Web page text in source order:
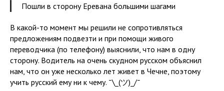
Пошли в сторону Еревана большими шагами
В какой-то момент мы решили не сопротивляться
предложениям подвезти и при помощи живого
переводчика (по телефону) выяснили, что нам в одну
сторону. Водитель на очень скудном русском объяснил
нам, что он уже несколько лет живет в Чечне, поэтому
учить русский ему ни к чему. ¯\_(ツ)_/¯